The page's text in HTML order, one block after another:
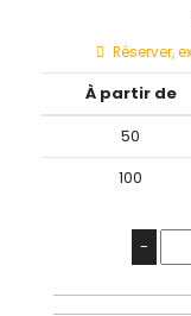
Réserver,
À partir de
50
100
-